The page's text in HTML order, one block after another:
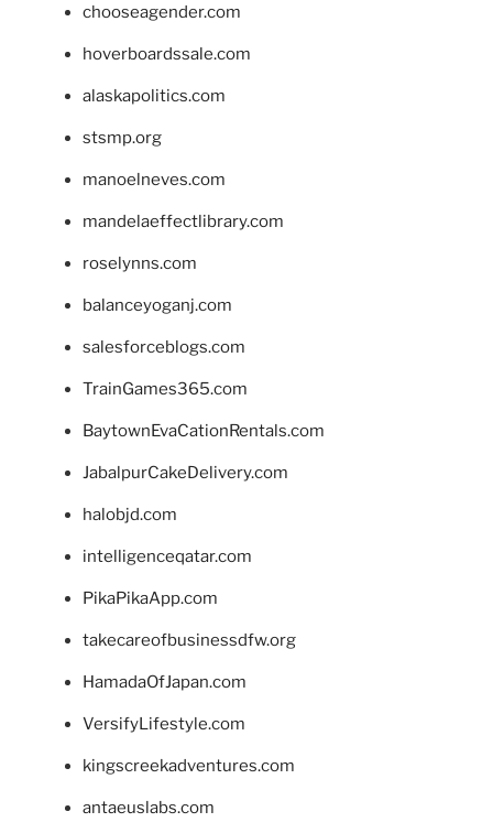
chooseagender.com
hoverboardssale.com
alaskapolitics.com
stsmp.org
manoelneves.com
mandelaeffectlibrary.com
roselynns.com
balanceyoganj.com
salesforceblogs.com
TrainGames365.com
BaytownEvaCationRentals.com
JabalpurCakeDelivery.com
halobjd.com
intelligenceqatar.com
PikaPikaApp.com
takecareofbusinessdfw.org
HamadaOfJapan.com
VersifyLifestyle.com
kingscreekadventures.com
antaeuslabs.com